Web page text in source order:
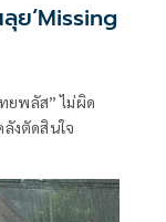
ยพลัส” ไม่ผิด
งตัดสินใจ